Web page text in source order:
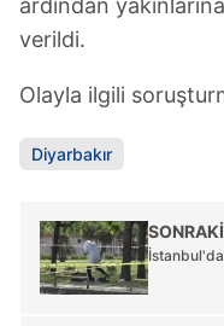
Sizlere daha iyi bir
kullanılmaktadır. Bu
toplumu hizmetlerinin
kılınması ve
reklam/pazarlama
sınırlı olarak açık
ardından
verildi.
Olayla ilgili
Diyarbakır